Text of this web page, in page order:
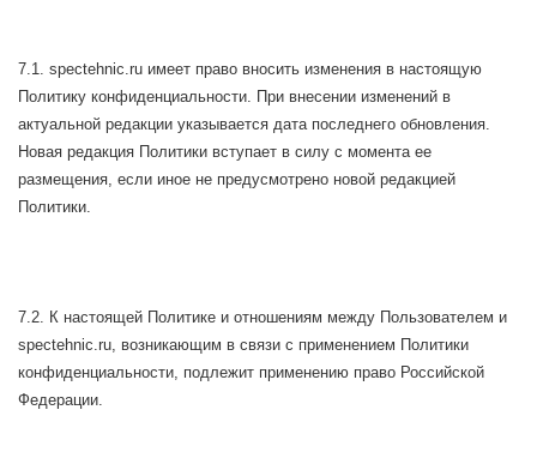
7.1. spectehnic.ru имеет право вносить изменения в настоящую
Политику конфиденциальности. При внесении изменений в
актуальной редакции указывается дата последнего обновления.
Новая редакция Политики вступает в силу с момента ее
размещения, если иное не предусмотрено новой редакцией
Политики.
7.2. К настоящей Политике и отношениям между Пользователем и
spectehnic.ru, возникающим в связи с применением Политики
конфиденциальности, подлежит применению право Российской
Федерации.